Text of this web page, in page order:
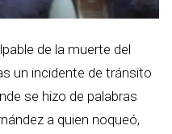
de la muerte del
un incidente de tránsito
se hizo de palabras
a quien noqueó,